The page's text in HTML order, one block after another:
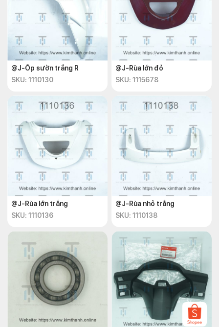
@J-Ốp sườn trắng R
SKU: 1110130
@J-Rùa lớn đỏ
SKU: 1115678
@J-Rùa lớn trắng
SKU: 1110136
@J-Rùa nhỏ trắng
SKU: 1110138